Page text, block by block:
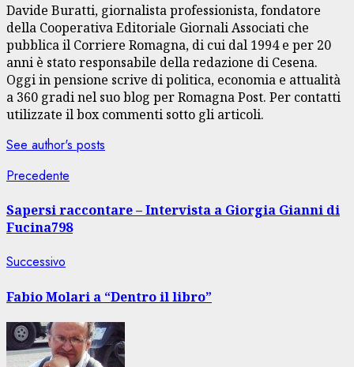
Davide Buratti, giornalista professionista, fondatore
della Cooperativa Editoriale Giornali Associati che
pubblica il Corriere Romagna, di cui dal 1994 e per 20
anni è stato responsabile della redazione di Cesena.
Oggi in pensione scrive di politica, economia e attualità
a 360 gradi nel suo blog per Romagna Post. Per contatti
utilizzate il box commenti sotto gli articoli.
See author's posts
Navigazione
articolo
Precedente
Sapersi raccontare – Intervista a Giorgia Gianni di
Fucina798
Successivo
Fabio Molari a “Dentro il libro”